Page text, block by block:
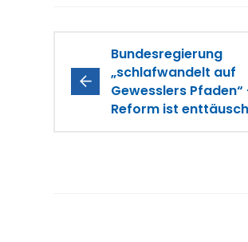
Bundesregierung
„schlafwandelt auf
Gewesslers Pfaden“
Reform ist